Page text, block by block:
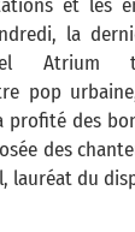
et les
la
Atrium
pop
des
des
lauréat du